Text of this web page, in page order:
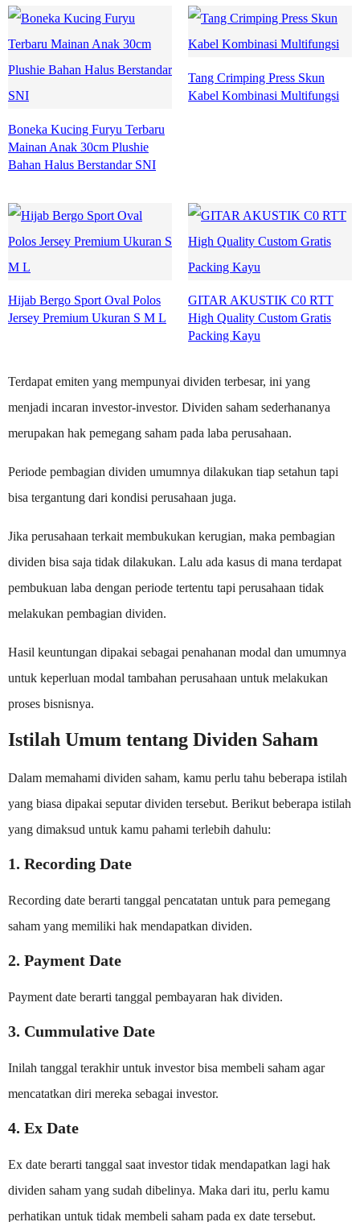
Boneka Kucing Furyu Terbaru
Mainan Anak 30cm Plushie
Bahan Halus Berstandar SNI
Tang Crimping Press Skun
Kabel Kombinasi Multifungsi
Hijab Bergo Sport Oval Polos
Jersey Premium Ukuran S M L
GITAR AKUSTIK C0 RTT
High Quality Custom Gratis
Packing Kayu
Terdapat emiten yang mempunyai dividen terbesar, ini yang
menjadi incaran investor-investor. Dividen saham sederhananya
merupakan hak pemegang saham pada laba perusahaan.
Periode pembagian dividen umumnya dilakukan tiap setahun tapi
bisa tergantung dari kondisi perusahaan juga.
Jika perusahaan terkait membukukan kerugian, maka pembagian
dividen bisa saja tidak dilakukan. Lalu ada kasus di mana terdapat
pembukuan laba dengan periode tertentu tapi perusahaan tidak
melakukan pembagian dividen.
Hasil keuntungan dipakai sebagai penahanan modal dan umumnya
untuk keperluan modal tambahan perusahaan untuk melakukan
proses bisnisnya.
Istilah Umum tentang Dividen Saham
Dalam memahami dividen saham, kamu perlu tahu beberapa istilah
yang biasa dipakai seputar dividen tersebut. Berikut beberapa istilah
yang dimaksud untuk kamu pahami terlebih dahulu:
1. Recording Date
Recording date berarti tanggal pencatatan untuk para pemegang
saham yang memiliki hak mendapatkan dividen.
2. Payment Date
Payment date berarti tanggal pembayaran hak dividen.
3. Cummulative Date
Inilah tanggal terakhir untuk investor bisa membeli saham agar
mencatatkan diri mereka sebagai investor.
4. Ex Date
Ex date berarti tanggal saat investor tidak mendapatkan lagi hak
dividen saham yang sudah dibelinya. Maka dari itu, perlu kamu
perhatikan untuk tidak membeli saham pada ex date tersebut.